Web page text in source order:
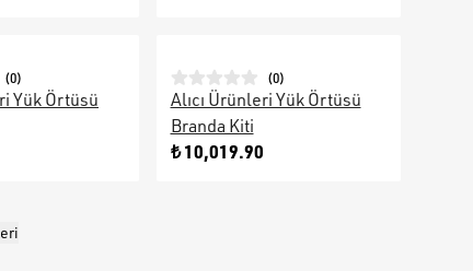
(0)
Yük Örtüsü
(0)
Alıcı Ürünleri Yük Örtüsü
Branda Kiti
₺ 10,019.90